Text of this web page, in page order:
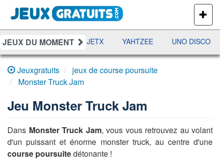
PLUS
DE
JEUX
JEUX DU MOMENT
DAMES RAMI JETX YAHTZEE UNO DISCO
Jeuxgratuits
jeux de course poursuite
Monster Truck Jam
Jeu Monster Truck Jam
Dans Monster Truck Jam, vous vous retrouvez au volant
d'un puissant et énorme monster truck, au centre d'une
course poursuitedétonante !